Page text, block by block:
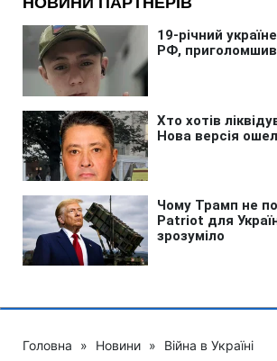
Головна » Новини » Війна в Україні